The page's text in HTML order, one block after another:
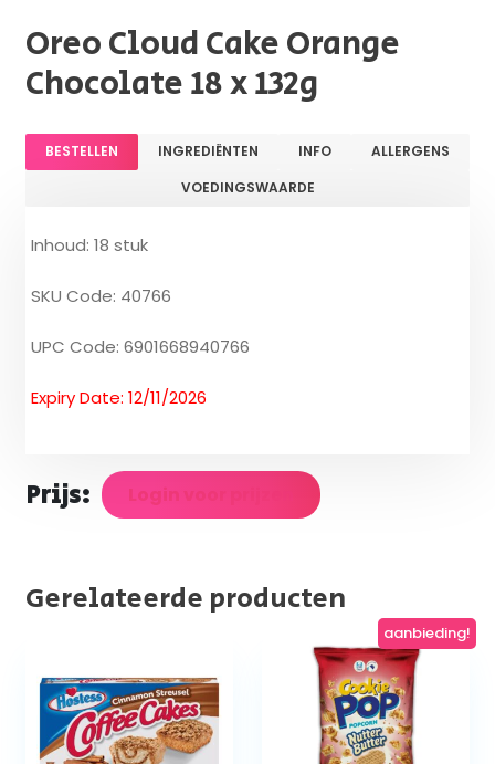
Oreo Cloud Cake Orange
Chocolate 18 x 132g
BESTELLEN INGREDIËNTEN INFO
ALLERGENS
VOEDINGSWAARDE
Inhoud: 18 stuk
SKU Code: 40766
UPC Code: 6901668940766
Expiry Date: 12/11/2026
Prijs: Login voor prijzen
Gerelateerde producten
aanbieding!